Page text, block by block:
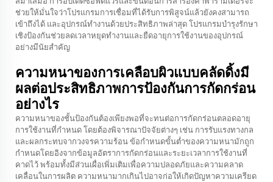
ช่วยให้มั่นใจว่าโปรแกรมการเชื่อมที่ได้รับการพิสูจน์แล้วยังคงสามารถ
เข้าถึงได้ และอุปกรณ์ทำงานด้วยประสิทธิภาพล่าสุด โปรแกรมบำรุงรักษา
เชิงป้องกันช่วยลดเวลาหยุดทำงานและยืดอายุการใช้งานของอุปกรณ์
อย่างมีนัยสำคัญ
ความหนาของการเคลือบผิวแบบคลัดดิ้งมี
ผลต่อประสิทธิภาพการป้องกันการกัดกร่อน
อย่างไร
ความหนาของชั้นป้องกันต้องเพียงพอที่จะทนต่อการกัดกร่อนตลอดอายุ
การใช้งานที่กำหนด โดยต้องพิจารณาปัจจัยต่างๆ เช่น การรับแรงทางกล
และผลกระทบจากวงจรความร้อน ข้อกำหนดขั้นต่ำของความหนามักถูก
กำหนดโดยอิงจากข้อมูลอัตราการกัดกร่อนและระยะเวลาการใช้งานที่
คาดไว้ พร้อมทั้งมีส่วนเผื่อเพิ่มเติมเพื่อความปลอดภัยและความคลาด
เคลื่อนในการผลิต ความหนามากเกินไปอาจก่อให้เกิดปัญหาความเครียด